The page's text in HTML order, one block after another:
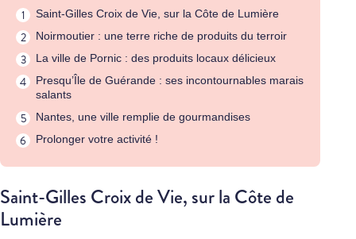
Saint-Gilles Croix de Vie, sur la Côte de Lumière
Noirmoutier : une terre riche de produits du terroir
La ville de Pornic : des produits locaux délicieux
Presqu’Île de Guérande : ses incontournables marais
salants
Nantes, une ville remplie de gourmandises
Prolonger votre activité !
Saint-Gilles Croix de Vie, sur la Côte de
Lumière